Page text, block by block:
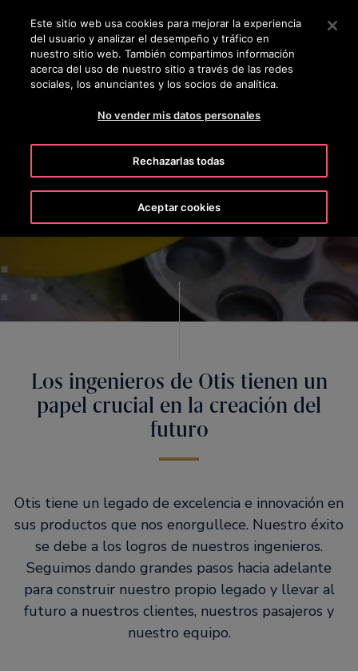
Pulse Intro para saltar al contenido principal
BUSCAR
Nunca hubo un momento más
emocionante para ser un
ingeniero de Otis
Los ingenieros de Otis tienen un
papel crucial en la creación del
futuro
Otis tiene un legado de excelencia e innovación en
sus productos que nos enorgullece. Nuestro éxito
se debe a los logros de nuestros ingenieros.
Seguimos dando grandes pasos hacia adelante
para construir nuestro propio legado y llevar al
futuro a nuestros clientes, nuestros pasajeros y
nuestro equipo.
Este sitio web usa cookies para mejorar la experiencia
del usuario y analizar el desempeño y tráfico en
nuestro sitio web. También compartimos información
acerca del uso de nuestro sitio a través de las redes
sociales, los anunciantes y los socios de analítica.
No vender mis datos personales
Rechazarlas todas
Aceptar cookies